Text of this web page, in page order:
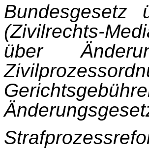
Bundesgesetz
(Zivilrechts-
über